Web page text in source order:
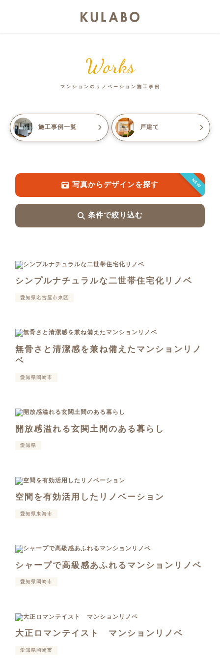
Works
マンションのリノベーション施工事例
施工事例一覧 戸建て
NEW
写真からデザインを探す
条件で絞り込む
シンプルナチュラルな二世帯住宅化リノベ
愛知県名古屋市東区
無骨さと清潔感を兼ね備えたマンションリノ
ベ
愛知県岡崎市
開放感溢れる玄関土間のある暮らし
愛知県
空間を有効活用したリノベーション
愛知県東海市
シャープで高級感あふれるマンションリノベ
愛知県岡崎市
大正ロマンテイスト マンションリノベ
愛知県岡崎市